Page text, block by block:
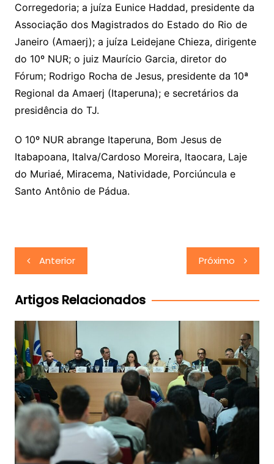
Corregedoria; a juíza Eunice Haddad, presidente da
Associação dos Magistrados do Estado do Rio de
Janeiro (Amaerj); a juíza Leidejane Chieza, dirigente
do 10º NUR; o juiz Maurício Garcia, diretor do
Fórum; Rodrigo Rocha de Jesus, presidente da 10ª
Regional da Amaerj (Itaperuna); e secretários da
presidência do TJ.
O 10º NUR abrange Itaperuna, Bom Jesus de
Itabapoana, Italva/Cardoso Moreira, Itaocara, Laje
do Muriaé, Miracema, Natividade, Porciúncula e
Santo Antônio de Pádua.
Navegação
de
Post
Anterior Próximo
Artigos Relacionados